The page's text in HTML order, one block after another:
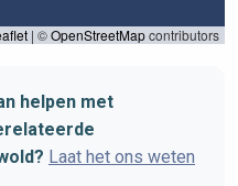
| ©OpenStreetMapcontributors
helpen met
Laat het ons weten